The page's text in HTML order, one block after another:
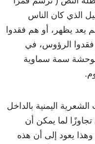
الذي كان الناس
يعد يظهر، أو هم فقدوا
فقدوا الرؤوس، في
سمة سماوية
.
الشعرية اليمنية بالداخل
تجاوز ًا لما يمكن أن
وهذا يعود إلى أن هذه